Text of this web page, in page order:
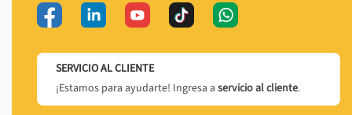
SERVICIO AL CLIENTE
¡Estamos para ayudarte! Ingresa a servicio al cliente.